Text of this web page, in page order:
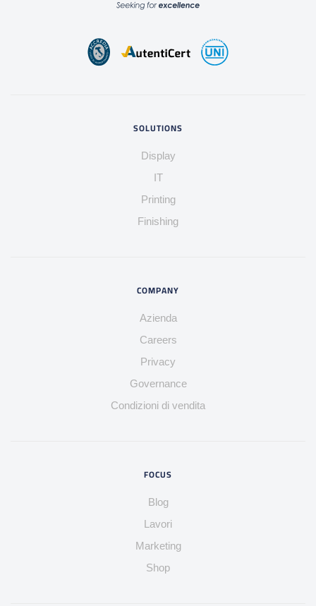
SOLUTIONS
Display
IT
Printing
Finishing
COMPANY
Azienda
Careers
Privacy
Governance
Condizioni di vendita
FOCUS
Blog
Lavori
Marketing
Shop